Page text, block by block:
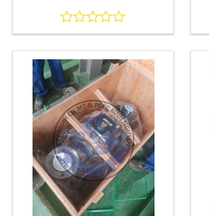
0
out
of
5